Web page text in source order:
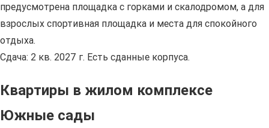
предусмотрена площадка с горками и скалодромом, а для
взрослых спортивная площадка и места для спокойного
отдыха.
Сдача: 2 кв. 2027 г. Есть сданные корпуса.
Квартиры в жилом комплексе
Южные сады